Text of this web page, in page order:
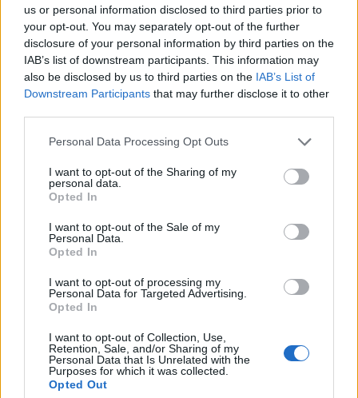
us or personal information disclosed to third parties prior to
your opt-out. You may separately opt-out of the further
disclosure of your personal information by third parties on the
IAB’s list of downstream participants. This information may
also be disclosed by us to third parties on the IAB’s List of
Downstream Participants that may further disclose it to other
Personal Data Processing Opt Outs
I want to opt-out of the Sharing of my
personal data.
Opted In
I want to opt-out of the Sale of my
Personal Data.
Opted In
I want to opt-out of processing my
Personal Data for Targeted Advertising.
Opted In
I want to opt-out of Collection, Use,
Retention, Sale, and/or Sharing of my
Personal Data that Is Unrelated with the
Purposes for which it was collected.
Opted Out
Anot jo, suaktyvėjusi kruizinė laivyba gali priversti
pasitempti ir vietinius keleivių vežėjus, kurie gali
investuoti į transporto kokybę ir taip padidinti savo
galimybes gauti daugiau pajamų.
„Vežėjai gali investuoti į geresnius autobusus, nes tie,
kurie turės kokybiškesnį transportą, galės užsidirbti
daugiau pinigų“, - teigia M. Serapinas.